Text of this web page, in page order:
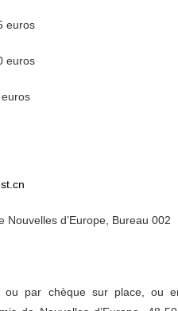
euros
euros
d’Europe, Bureau 002
ou par chèque sur place, ou